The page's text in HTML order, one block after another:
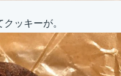
ッキーが。